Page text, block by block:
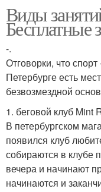
Виды
Бесплатные
-.
Отговорки, что
Петербурге есть
безвозмездной
1. беговой клуб Mint
В петербургском
появился клуб
собираются в клубе
вечера и начинают
начинаются и